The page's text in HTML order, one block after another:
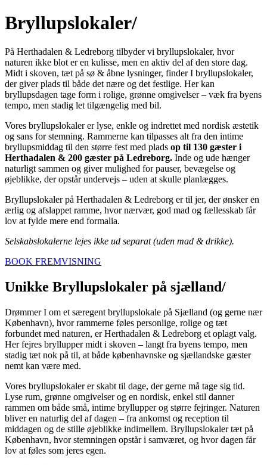
Bryllupslokaler/
På Herthadalen & Ledreborg tilbyder vi bryllupslokaler, hvor
naturen ikke blot er en kulisse, men en aktiv del af den store dag.
Midt i skoven, tæt på sø & åbne lysninger, finder I bryllupslokaler,
der giver plads til både det nære og det festlige. Her kan
bryllupsdagen tage form i rolige, grønne omgivelser – væk fra byens
tempo, men stadig let tilgængelig med bil.
Vores bryllupslokaler er lyse, enkle og indrettet med nordisk æstetik
og sans for stemning. Rammerne kan tilpasses alt fra den intime
bryllupsmiddag til den større fest med plads op til 130 gæster i
Herthadalen & 200 gæster på Ledreborg. Inde og ude hænger
naturligt sammen og giver mulighed for pauser, bevægelse og
øjeblikke, der opstår undervejs – uden at skulle planlægges.
Bryllupslokaler på Herthadalen & Ledreborg er til jer, der ønsker en
ærlig og afslappet ramme, hvor nærvær, god mad og fællesskab får
lov at fylde mere end formalia.
Selskabslokalerne lejes ikke ud separat (uden mad & drikke).
BOOK FREMVISNING
Unikke Bryllupslokaler på sjælland/
Drømmer I om et særegent bryllupslokale på Sjælland (og gerne nær
København), hvor rammerne føles personlige, rolige og tæt
forbundet med naturen, er Herthadalen & Ledreborg et oplagt valg.
Her fejres bryllupper midt i skoven – langt fra byens tempo, men
stadig tæt nok på til, at både københavnske og sjællandske gæster
nemt kan være med.
Vores bryllupslokaler er skabt til dage, der gerne må tage sig tid.
Lyse rum, grønne omgivelser og en nordisk, enkel stil danner
rammen om både små, intime bryllupper og større fejringer. Naturen
bliver en naturlig del af dagen – fra ankomst og reception til
middagen og de stille øjeblikke indimellem. Bryllupslokaler tæt på
København, hvor stemningen opstår i samværet, og hvor dagen får
lov at føles som jeres egen.